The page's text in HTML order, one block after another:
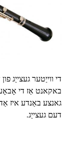
די ווייַטער געצייַג
באקאנט אַז די אָבאָע
גאנצע באַנדע איז
דעם געצייַג.